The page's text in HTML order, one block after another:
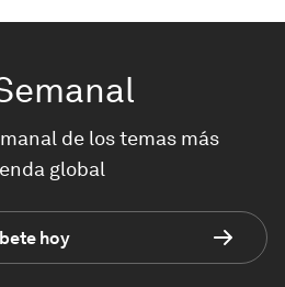
de los temas más
global
hoy